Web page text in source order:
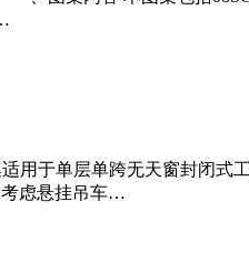
用于单层单跨无天窗封闭式
考虑悬挂吊车…